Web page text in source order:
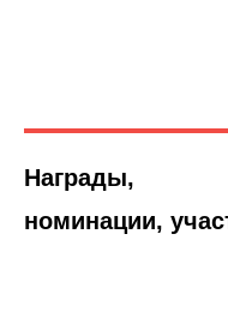
Награды,
номинации,